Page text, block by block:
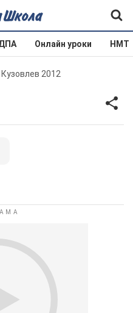
Онлайн уроки НМТ
2012